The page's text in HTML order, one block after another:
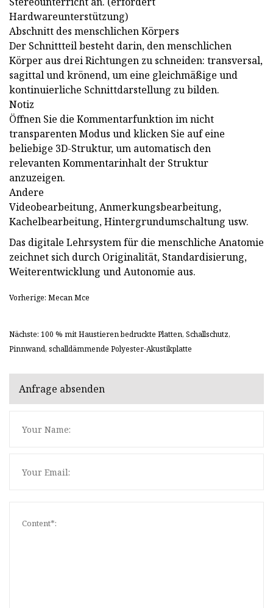
Hardwareunterstützung)
Abschnitt des menschlichen Körpers
Der Schnittteil besteht darin, den menschlichen
Körper aus drei Richtungen zu schneiden: transversal,
sagittal und krönend, um eine gleichmäßige und
kontinuierliche Schnittdarstellung zu bilden.
Notiz
Öffnen Sie die Kommentarfunktion im nicht
transparenten Modus und klicken Sie auf eine
beliebige 3D-Struktur, um automatisch den
relevanten Kommentarinhalt der Struktur
anzuzeigen.
Andere
Videobearbeitung, Anmerkungsbearbeitung,
Kachelbearbeitung, Hintergrundumschaltung usw.
Das digitale Lehrsystem für die menschliche Anatomie
zeichnet sich durch Originalität, Standardisierung,
Weiterentwicklung und Autonomie aus.
Vorherige: Mecan Mce
Nächste: 100 % mit Haustieren bedruckte Platten, Schallschutz,
Pinnwand, schalldämmende Polyester-Akustikplatte
Anfrage absenden